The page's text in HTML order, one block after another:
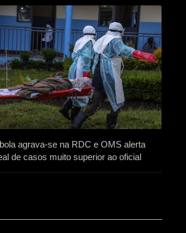
agrava-se na RDC e OMS alerta
de casos muito superior ao oficial